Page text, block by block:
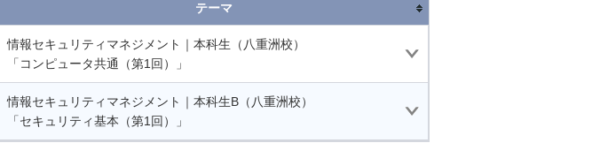
テーマ
情報セキュリティマネジメント｜本科生（八重洲校）
「コンピュータ共通（第1回）」
情報セキュリティマネジメント｜本科生B（八重洲校）
「セキュリティ基本（第1回）」